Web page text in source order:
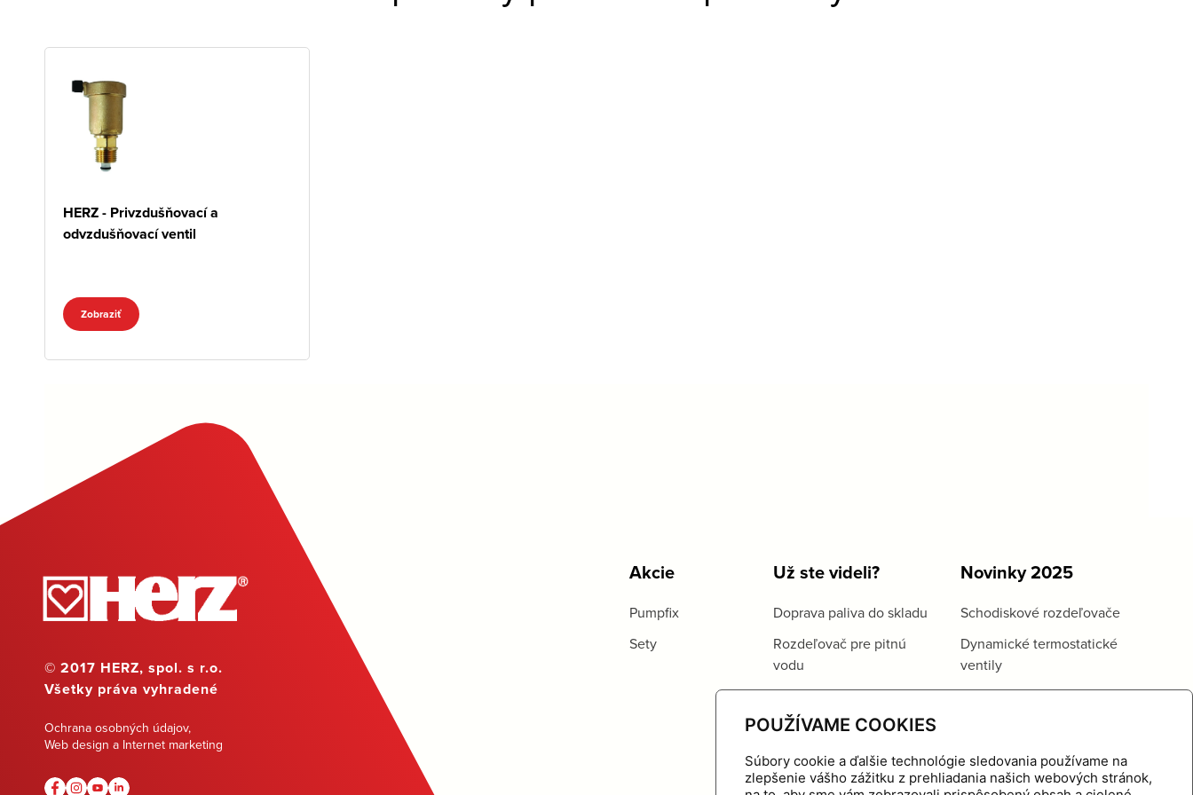
POUŽÍVAME COOKIES
Súbory cookie a ďalšie technológie sledovania používame na
zlepšenie vášho zážitku z prehliadania našich webových stránok,
HERZ - Privzdušňovací a
odvzdušňovací ventil
Zobraziť
© 2017 HERZ, spol. s r.o.
Všetky práva vyhradené
Ochrana osobných údajov,
Web design a Internet marketing
Akcie
Pumpfix
Sety
Už ste videli?
Doprava paliva do skladu
Rozdeľovač pre pitnú
vodu
Novinky 2025
Schodiskové rozdeľovače
Dynamické termostatické
ventily